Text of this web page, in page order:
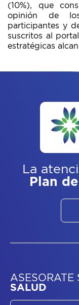
(10%), que
opinión de
participantes y
suscritos al
estratégicas
La
Plan